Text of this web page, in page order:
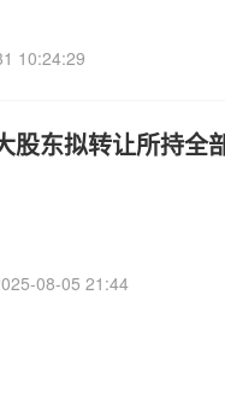
10:24:29
股东拟转让所持全
08-05 21:44